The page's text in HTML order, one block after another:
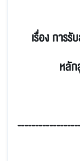
เรื่อง การ
หลัก